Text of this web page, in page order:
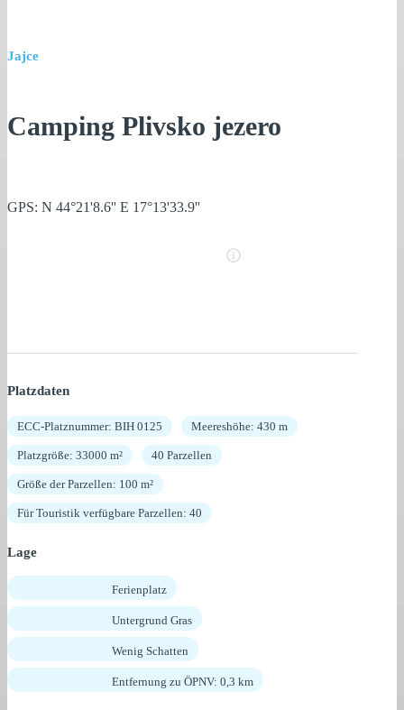
Jajce
Camping Plivsko jezero
GPS: N 44°21'8.6'' E 17°13'33.9''
Platzdaten
ECC-Platznummer: BIH 0125 Meereshöhe: 430 m
Platzgröße: 33000 m² 40 Parzellen
Größe der Parzellen: 100 m²
Für Touristik verfügbare Parzellen: 40
Lage
Ferienplatz
Untergrund Gras
Wenig Schatten
Entfernung zu ÖPNV: 0,3 km